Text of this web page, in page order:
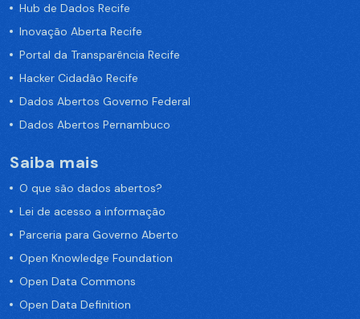
Hub de Dados Recife
Inovação Aberta Recife
Portal da Transparência Recife
Hacker Cidadão Recife
Dados Abertos Governo Federal
Dados Abertos Pernambuco
Saiba mais
O que são dados abertos?
Lei de acesso a informação
Parceria para Governo Aberto
Open Knowledge Foundation
Open Data Commons
Open Data Definition